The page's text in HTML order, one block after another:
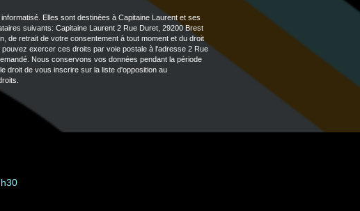
Elles sont destinées à Capitaine Laurent et ses
suivants: Capitaine Laurent 2 Rue Duret, 29200 Brest
de retrait de votre consentement à tout moment et du droit
pouvez exercer ces droits par voie postale à l'adresse 2 Rue
Nous conservons vos données pendant la période
droit de vous inscrire sur la liste d'opposition au